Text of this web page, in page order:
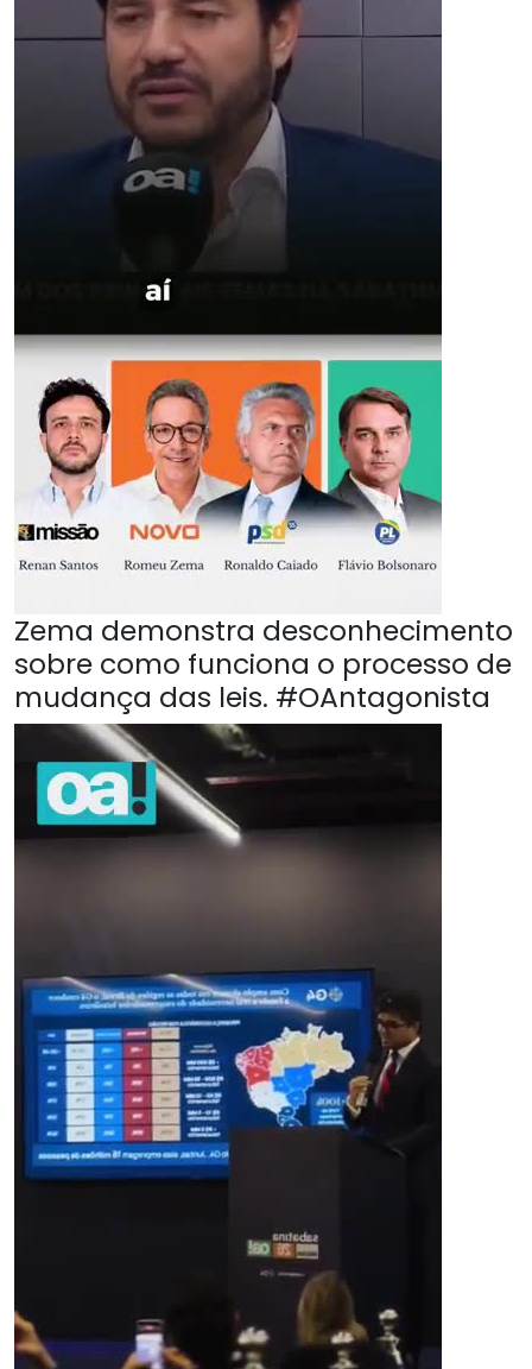
Zema demonstra desconhecimento
sobre como funciona o processo de
mudança das leis. #OAntagonista